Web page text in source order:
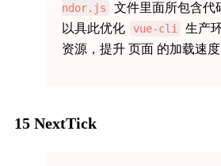
ndor.js
文件里面所包含代
以具此优化
vue-cli
生产
资源，提升 页面 的加载速度
15 NextTick